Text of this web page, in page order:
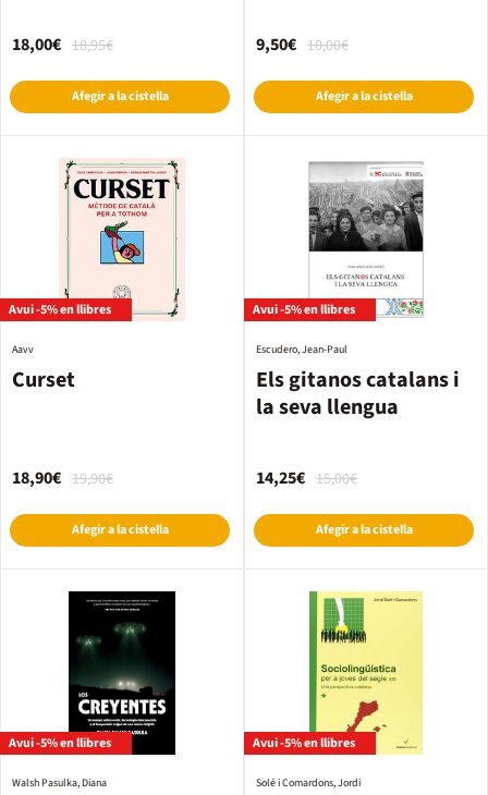
18,95€
18,00€
Afegir a la cistella
10,00€
9,50€
Afegir a la cistella
Avui -5% en llibres
Curset
Aavv
19,90€
18,90€
Afegir a la cistella
Avui -5% en llibres
Els gitanos catalans i
la seva llengua
Escudero, Jean-Paul
15,00€
14,25€
Afegir a la cistella
Avui -5% en llibres
Walsh Pasulka, Diana
Avui -5% en llibres
Solé i Comardons, Jordi